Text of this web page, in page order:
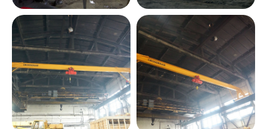
Оставить заявку
Оставьте свои данные и мы
свяжемся с вами в ближайшее
время, чтобы обсудить
сотрудничество